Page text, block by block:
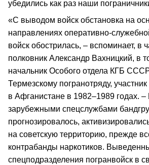
убедились как раз наши
«С выводом войск обстановка на
направлениях оперативно-
войск обострилась, – вспоминает, в
полковник Александр Вахницкий, в
начальник Особого отдела КГБ
Термезскому погранотряду,
в Афганистане в 1982–1989 годах.
зарубежными спецслужбами
прогнозировалось,
на советскую территорию, прежде
контрабанды наркотиков.
спецподразделения погранвойск в